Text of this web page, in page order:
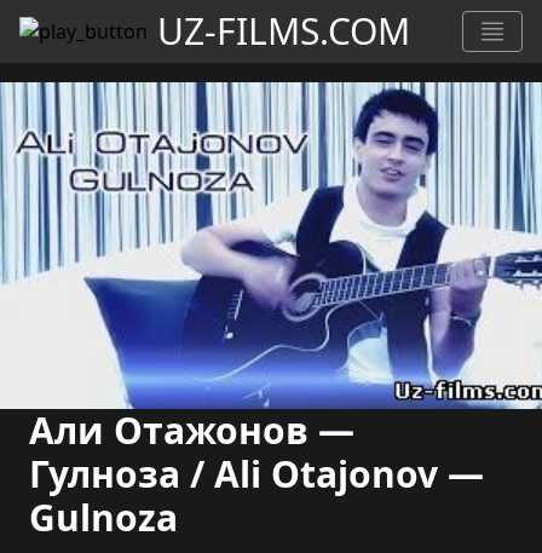
UZ-FILMS.COM
Али Отажонов —
Гулноза / Ali Otajonov —
Gulnoza